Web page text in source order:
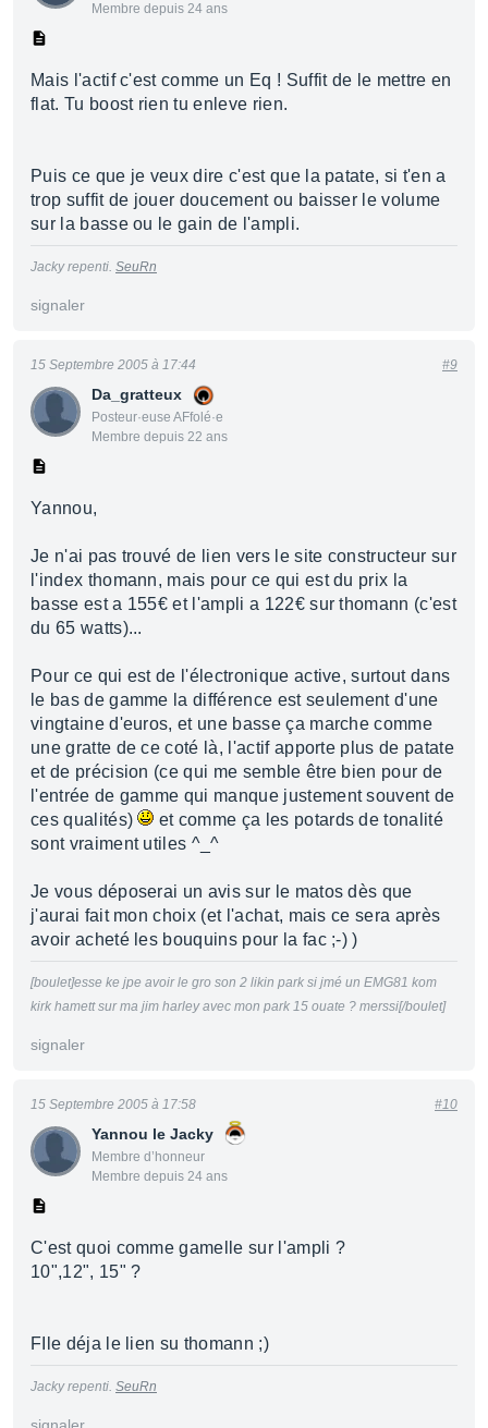
Membre depuis 24 ans
Mais l'actif c'est comme un Eq ! Suffit de le mettre en
flat. Tu boost rien tu enleve rien.
Puis ce que je veux dire c'est que la patate, si t'en a
trop suffit de jouer doucement ou baisser le volume
sur la basse ou le gain de l'ampli.
Jacky repenti. SeuRn
signaler
Da_gratteux
Posteur·euse AFfolé·e
Membre depuis 22 ans
15 Septembre 2005 à 17:44 #9
Yannou,
Je n'ai pas trouvé de lien vers le site constructeur sur
l'index thomann, mais pour ce qui est du prix la
basse est a 155€ et l'ampli a 122€ sur thomann (c'est
du 65 watts)...
Pour ce qui est de l'électronique active, surtout dans
le bas de gamme la différence est seulement d'une
vingtaine d'euros, et une basse ça marche comme
une gratte de ce coté là, l'actif apporte plus de patate
et de précision (ce qui me semble être bien pour de
l'entrée de gamme qui manque justement souvent de
ces qualités)
et comme ça les potards de tonalité
sont vraiment utiles ^_^
Je vous déposerai un avis sur le matos dès que
j'aurai fait mon choix (et l'achat, mais ce sera après
avoir acheté les bouquins pour la fac ;-) )
[boulet]esse ke jpe avoir le gro son 2 likin park si jmé un EMG81 kom
kirk hamett sur ma jim harley avec mon park 15 ouate ? merssi[/boulet]
signaler
Yannou le Jacky
Membre d’honneur
Membre depuis 24 ans
15 Septembre 2005 à 17:58 #10
C'est quoi comme gamelle sur l'ampli ?
10",12", 15" ?
FIle déja le lien su thomann ;)
Jacky repenti. SeuRn